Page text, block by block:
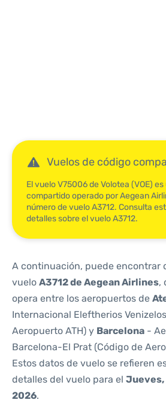
Vuelos de código
El vuelo V75006 de Volotea (VOE)
compartido operado por Aegean
número de vuelo A3712. Consulta
detalles sobre el vuelo A3712.
A continuación, puede encontrar
vuelo A3712 de Aegean Airlines,
opera entre los aeropuertos de
Internacional Eleftherios
Aeropuerto ATH) y Barcelona -
Barcelona-El Prat (Código de
Estos datos de vuelo se refieren
detalles del vuelo para el Jueves,
2026.